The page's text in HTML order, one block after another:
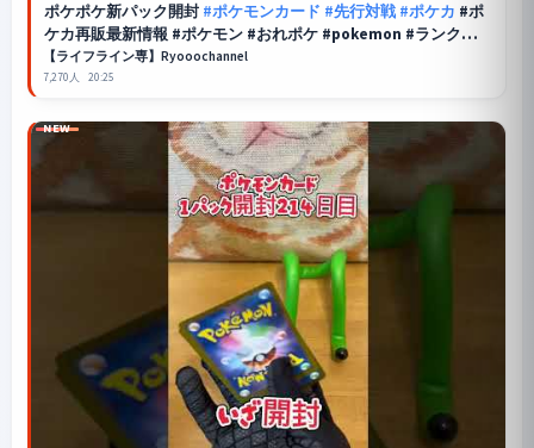
ポケポケ新パック開封 #ポケモンカード #先行対戦 #ポケカ #ポ
ケカ再販最新情報 #ポケモン #おれポケ #pokemon #ランクリー
グ #pokemoncards
【ライフライン専】Ryooochannel
7,270人 20:25
NEW